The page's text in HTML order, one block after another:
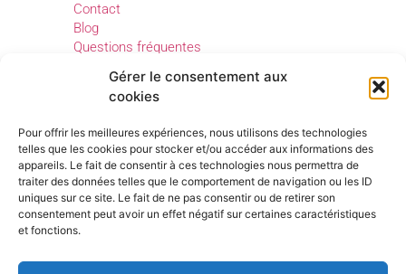
Gérer le consentement aux
cookies
Pour offrir les meilleures expériences, nous utilisons des technologies
telles que les cookies pour stocker et/ou accéder aux informations des
appareils. Le fait de consentir à ces technologies nous permettra de
traiter des données telles que le comportement de navigation ou les ID
uniques sur ce site. Le fait de ne pas consentir ou de retirer son
consentement peut avoir un effet négatif sur certaines caractéristiques
et fonctions.
Contact
Blog
Questions fréquentes
Mentions légales
Confidentialité
Conditions générales d’utilisation